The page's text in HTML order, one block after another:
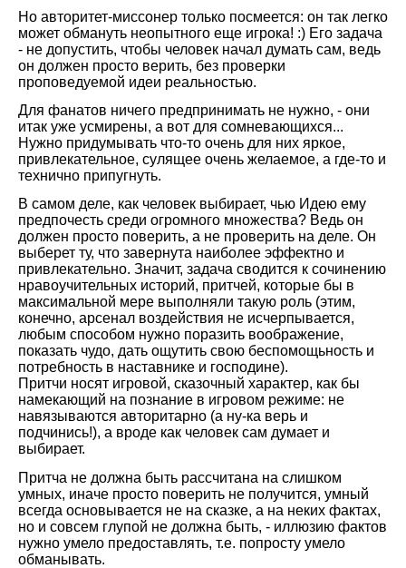
Но авторитет-миссонер только посмеется: он так легко
может обмануть неопытного еще игрока! :) Его задача
- не допустить, чтобы человек начал думать сам, ведь
он должен просто верить, без проверки
проповедуемой идеи реальностью.
Для фанатов ничего предпринимать не нужно, - они
итак уже усмирены, а вот для сомневающихся...
Нужно придумывать что-то очень для них яркое,
привлекательное, сулящее очень желаемое, а где-то и
технично припугнуть.
В самом деле, как человек выбирает, чью Идею ему
предпочесть среди огромного множества? Ведь он
должен просто поверить, а не проверить на деле. Он
выберет ту, что завернута наиболее эффектно и
привлекательно. Значит, задача сводится к сочинению
нравоучительных историй, притчей, которые бы в
максимальной мере выполняли такую роль (этим,
конечно, арсенал воздействия не исчерпывается,
любым способом нужно поразить воображение,
показать чудо, дать ощутить свою беспомощьность и
потребность в наставнике и господине).
Притчи носят игровой, сказочный характер, как бы
намекающий на познание в игровом режиме: не
навязываются авторитарно (а ну-ка верь и
подчинись!), а вроде как человек сам думает и
выбирает.
Притча не должна быть рассчитана на слишком
умных, иначе просто поверить не получится, умный
всегда основывается не на сказке, а на неких фактах,
но и совсем глупой не должна быть, - иллюзию фактов
нужно умело предоставлять, т.е. попросту умело
обманывать.